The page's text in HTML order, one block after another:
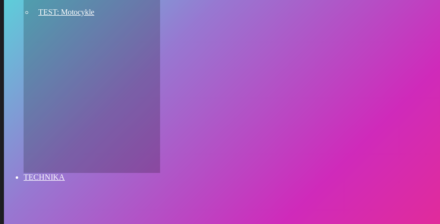
TEST: Motocykle
TECHNIKA